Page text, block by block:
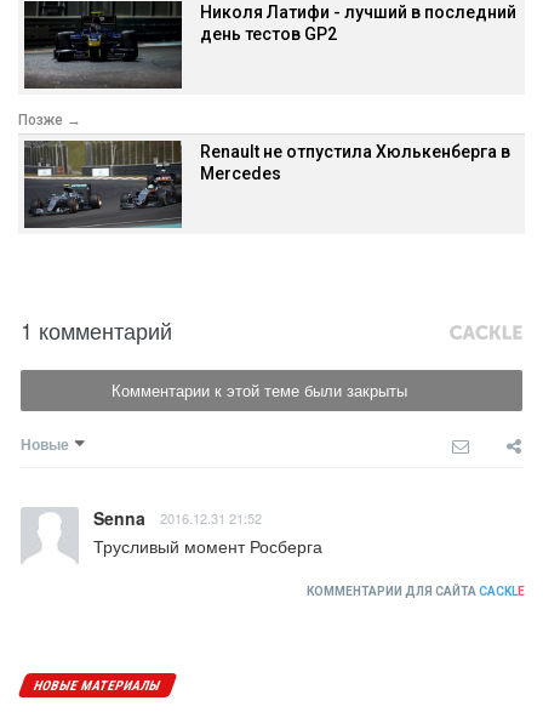
Николя Латифи - лучший в последний
день тестов GP2
Позже →
Renault не отпустила Хюлькенберга в
Mercedes
1 комментарий
Комментарии к этой теме были закрыты
Новые
Senna 2016.12.31 21:52
Трусливый момент Росберга
КОММЕНТАРИИ ДЛЯ САЙТА CACKLE
НОВЫЕ МАТЕРИАЛЫ